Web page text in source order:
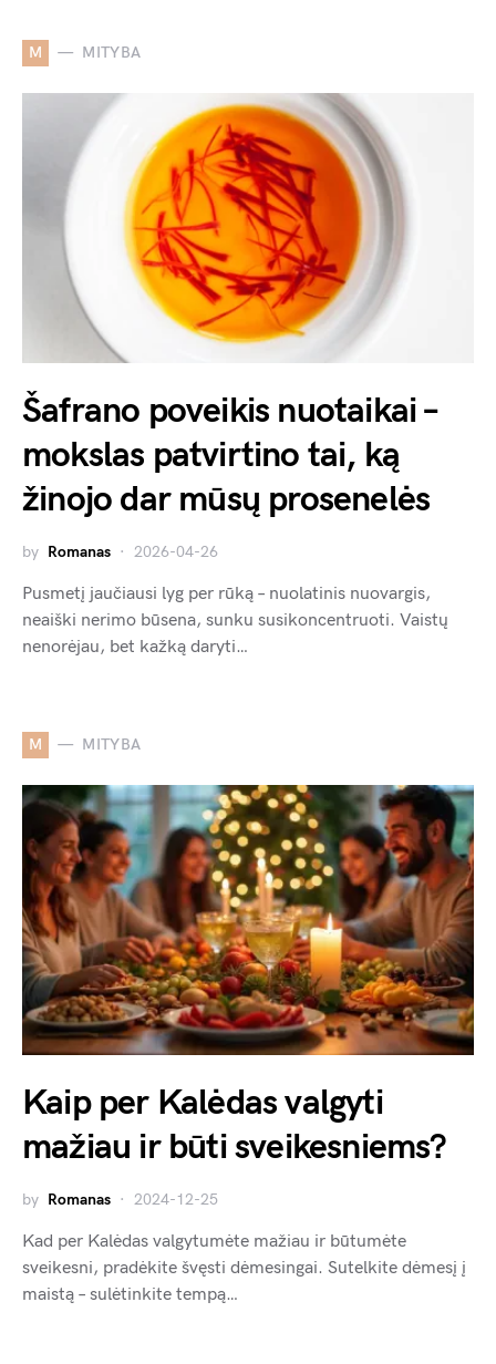
M MITYBA
Šafrano poveikis nuotaikai –
mokslas patvirtino tai, ką
žinojo dar mūsų prosenelės
by Romanas 2026-04-26
Pusmetį jaučiausi lyg per rūką – nuolatinis nuovargis,
neaiški nerimo būsena, sunku susikoncentruoti. Vaistų
nenorėjau, bet kažką daryti…
M MITYBA
Kaip per Kalėdas valgyti
mažiau ir būti sveikesniems?
by Romanas 2024-12-25
Kad per Kalėdas valgytumėte mažiau ir būtumėte
sveikesni, pradėkite švęsti dėmesingai. Sutelkite dėmesį į
maistą – sulėtinkite tempą…